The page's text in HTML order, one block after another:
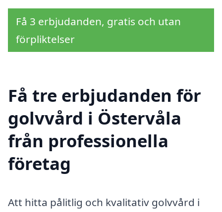
Få 3 erbjudanden, gratis och utan
förpliktelser
Få tre erbjudanden för
golvvård i Östervåla
från professionella
företag
Att hitta pålitlig och kvalitativ golvvård i